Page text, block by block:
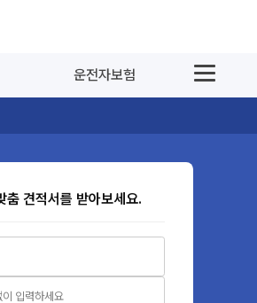
운전자보험
춤 견적서를 받아보세요.